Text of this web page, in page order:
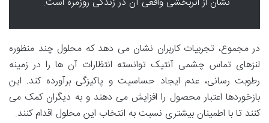
در مجموع، تجربیات کاربران نشان می دهد که محلول چند منظوره
لنزهای تماس چشمی آنتیک توانسته انتظارات آن ها را در زمینه
رطوبت رسانی، عدم ایجاد حساسیت و پاکیزگی برآورده کند. این
بازخوردها اعتبار محصول را افزایش می دهند و به دیگران کمک می
کنند تا با اطمینان بیشتری نسبت به انتخاب این محلول اقدام کنند.